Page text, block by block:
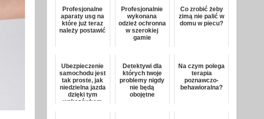
Profesjonalne
aparaty usg na
które już teraz
należy postawić
Profesjonalnie
wykonana
odzież ochronna
w szerokiej
gamie
Co zrobić żeby
zimą nie palić w
domu w piecu?
Ubezpieczenie
samochodu jest
tak proste, jak
niedzielna jazda
dzięki tym
wskazówkom
Detektywi dla
których twoje
problemy nigdy
nie będą
obojętne
Na czym polega
terapia
poznawczo-
behawioralna?